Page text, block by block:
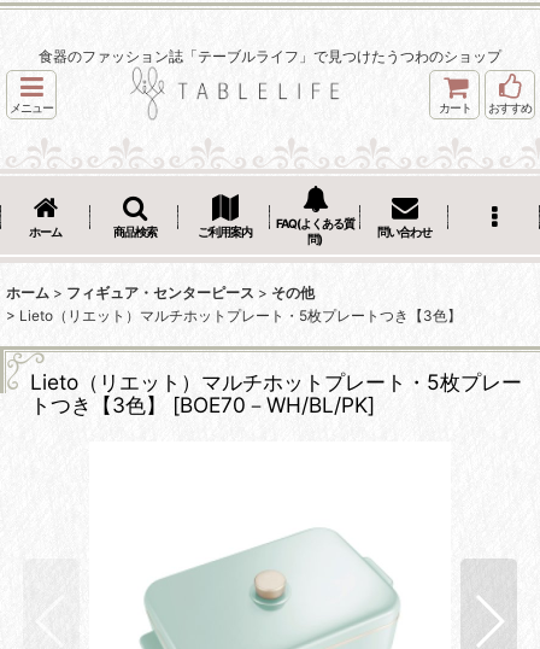
食器のファッション誌「テーブルライフ」で見つけたうつわのショップ
メニュー カート おすすめ
ホーム 商品検索 ご利用案内
FAQ(よくある質
問)
問い合わせ
ホーム > フィギュア・センターピース > その他
> Lieto（リエット）マルチホットプレート・5枚プレートつき【3色】
Lieto（リエット）マルチホットプレート・5枚プレー
トつき【3色】
[BOE70－WH/BL/PK]